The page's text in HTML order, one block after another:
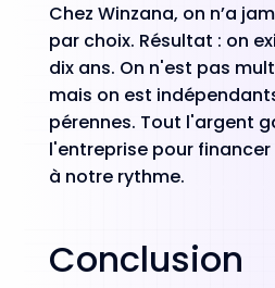
Chez Winzana, on n’a
par choix. Résultat : on
dix ans. On n'est pas
mais on est
pérennes. Tout l'argent
l'entreprise pour
à notre rythme.
Conclusion